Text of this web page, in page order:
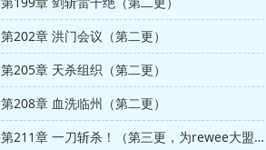
第202章 洪门会议（第二更）
第205章 天杀组织（第二更）
第208章 血洗临州（第二更）
第211章 一刀斩杀！（第三更，为rewee大盟加更10/12）